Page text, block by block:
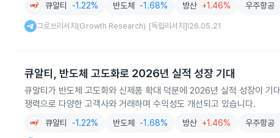
큐알티 -1.22% 반도체 -1.68% 방산 +1.46% 우주항공
그로쓰리서치(Growth Research) [독립리서치] 26.05.21
큐알티, 반도체 고도화로 2026년 실적 성장 기대
큐알티가 반도체 고도화와 신제품 확대 덕분에 2026년 실적 성장이 기
쟁력으로 다양한 고객사와 거래하며 수익성도 개선되고 있습니다.
큐알티 -1.22% 반도체 -1.68% 방산 +1.46% 우주항공